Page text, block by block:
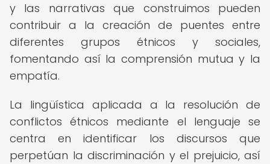
y las narrativas que construimos pueden
contribuir a la creación de puentes entre
diferentes grupos étnicos y sociales,
fomentando así la comprensión mutua y la
empatía.
La lingüística aplicada a la resolución de
conflictos étnicos mediante el lenguaje se
centra en identificar los discursos que
perpetúan la discriminación y el prejuicio, así